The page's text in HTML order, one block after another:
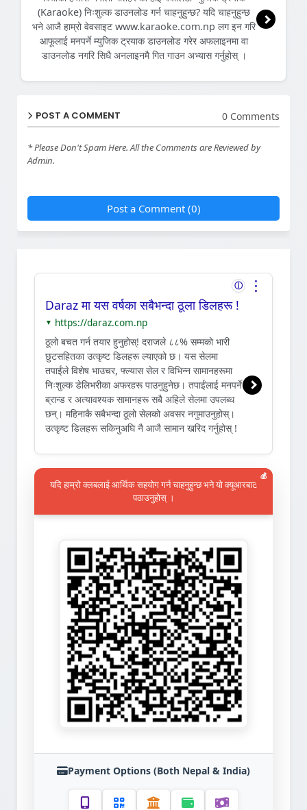
(Karaoke) निःशुल्क डाउनलोड गर्न चाहनुहुन्छ? यदि चाहनुहुन्छ
भने आजै हाम्रो वेवसाइट www.karaoke.com.np लग इन गरि
आफूलाई मनपर्ने म्युजिक ट्रयाक डाउनलोड गरेर अफलाइनमा वा
डाउनलोड नगरि सिधै अनलाइनमै गित गाउन अभ्यास गर्नुहोस् ।
POST A COMMENT 0 Comments
* Please Don't Spam Here. All the Comments are Reviewed by
Admin.
Post a Comment (0)
ⓘ ⋮
Daraz मा यस वर्षका सबैभन्दा ठूला डिलहरू !
▼ https://daraz.com.np
ठूलो बचत गर्न तयार हुनुहोस्! दराजले ८८% सम्मको भारी
छुटसहितका उत्कृष्ट डिलहरू ल्याएको छ। यस सेलमा
तपाईंले विशेष भाउचर, फ्ल्यास सेल र विभिन्न सामानहरूमा
निःशुल्क डेलिभरीका अफरहरू पाउनुहुनेछ। तपाईंलाई मनपर्ने
ब्रान्ड र अत्यावश्यक सामानहरू सबै अहिले सेलमा उपलब्ध
छन्। महिनाकै सबैभन्दा ठूलो सेलको अवसर नगुमाउनुहोस्।
उत्कृष्ट डिलहरू सकिनुअघि नै आजै सामान खरिद गर्नुहोस् !
यदि हाम्रो क्लबलाई आर्थिक सहयोग गर्न चाहनुहुन्छ भने यो क्यूआरबाट
पठाउनुहोस् ।
Payment Options (Both Nepal & India)
💰